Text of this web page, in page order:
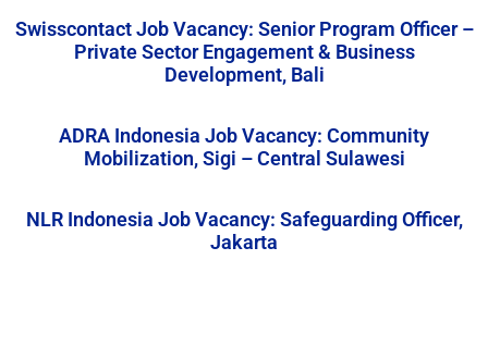
Swisscontact Job Vacancy: Senior Program Officer –
Private Sector Engagement & Business
Development, Bali
ADRA Indonesia Job Vacancy: Community
Mobilization, Sigi – Central Sulawesi
NLR Indonesia Job Vacancy: Safeguarding Officer,
Jakarta